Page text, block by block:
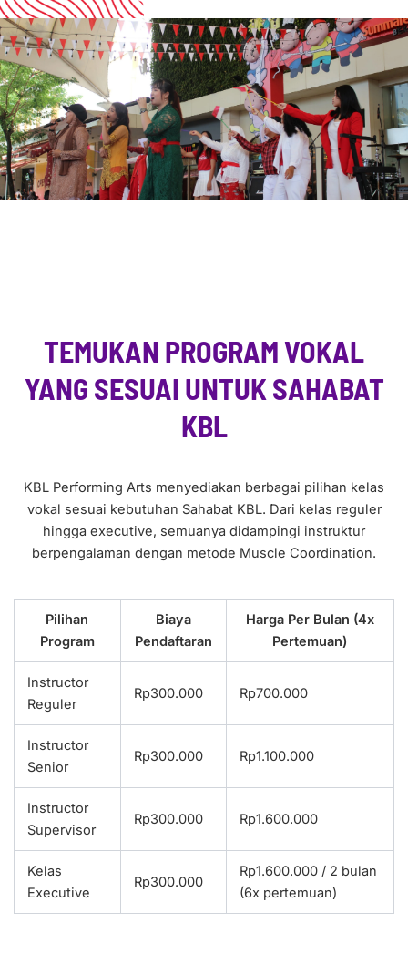
TEMUKAN PROGRAM VOKAL
YANG SESUAI UNTUK SAHABAT
KBL
KBL Performing Arts menyediakan berbagai pilihan kelas
vokal sesuai kebutuhan Sahabat KBL. Dari kelas reguler
hingga executive, semuanya didampingi instruktur
berpengalaman dengan metode Muscle Coordination.
Pilihan
Program
Biaya
Pendaftaran
Harga Per Bulan (4x
Pertemuan)
Instructor
Reguler
Rp300.000 Rp700.000
Instructor
Senior
Rp300.000 Rp1.100.000
Instructor
Supervisor
Rp300.000 Rp1.600.000
Kelas
Executive
Rp300.000
Rp1.600.000 / 2 bulan
(6x pertemuan)